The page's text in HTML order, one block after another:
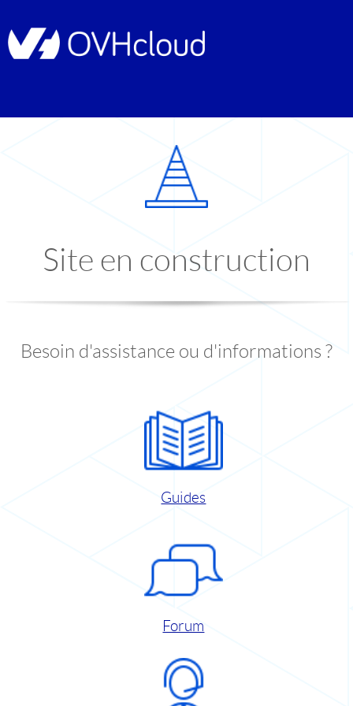
Site en construction
Besoin d'assistance ou d'informations ?
Guides
Forum